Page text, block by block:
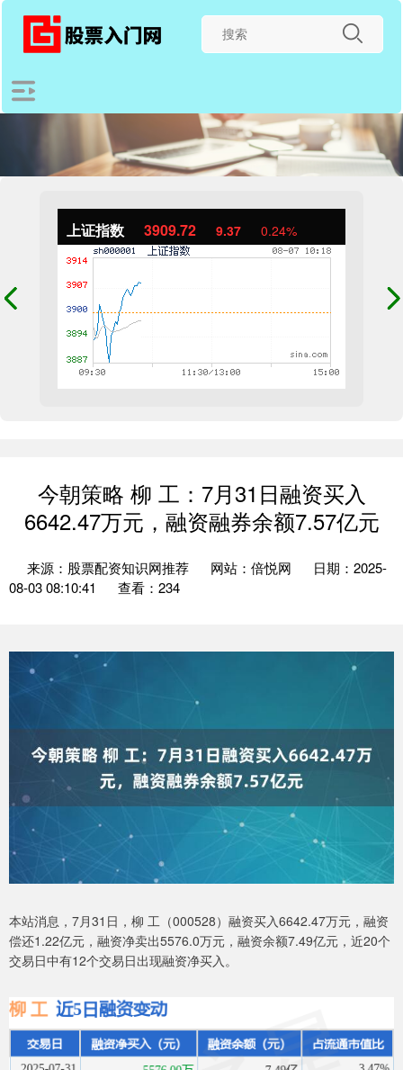
上证指数 3909.72 9.37 0.24%
今朝策略 柳 工：7月31日融资买入
6642.47万元，融资融券余额7.57亿元
来源：股票配资知识网推荐 网站：倍悦网
日期：2025-
08-03 08:10:41
查看：234
本站消息，7月31日，柳 工（000528）融资买入6642.47万元，融资
偿还1.22亿元，融资净卖出5576.0万元，融资余额7.49亿元，近20个
交易日中有12个交易日出现融资净买入。